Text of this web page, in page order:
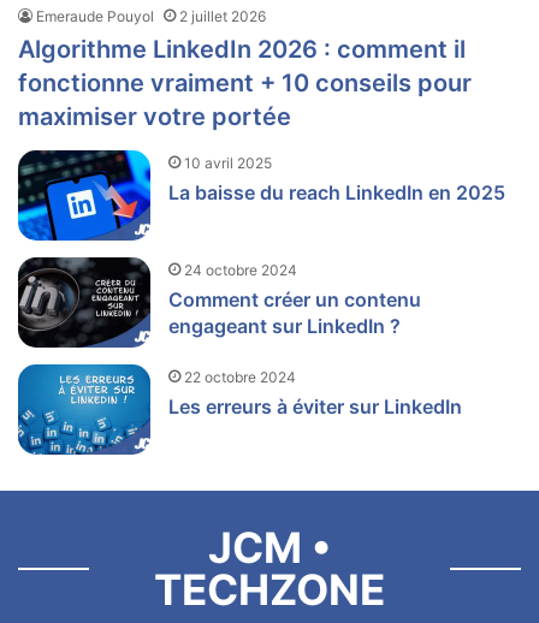
Emeraude Pouyol 2 juillet 2026
Algorithme LinkedIn 2026 : comment il
fonctionne vraiment + 10 conseils pour
maximiser votre portée
10 avril 2025
La baisse du reach LinkedIn en 2025
24 octobre 2024
Comment créer un contenu
engageant sur LinkedIn ?
22 octobre 2024
Les erreurs à éviter sur LinkedIn
JCM •
TECHZONE